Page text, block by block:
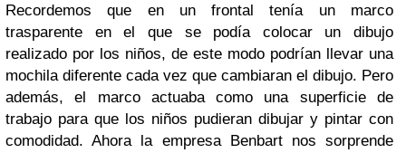
Recordemos que en un frontal tenía un marco
trasparente en el que se podía colocar un dibujo
realizado por los niños, de este modo podrían llevar una
mochila diferente cada vez que cambiaran el dibujo. Pero
además, el marco actuaba como una superficie de
trabajo para que los niños pudieran dibujar y pintar con
comodidad. Ahora la empresa Benbart nos sorprende